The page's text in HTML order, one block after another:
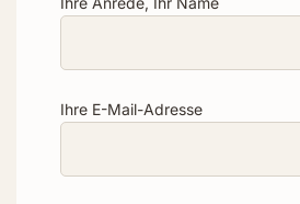
Ihre E-Mail-Adresse